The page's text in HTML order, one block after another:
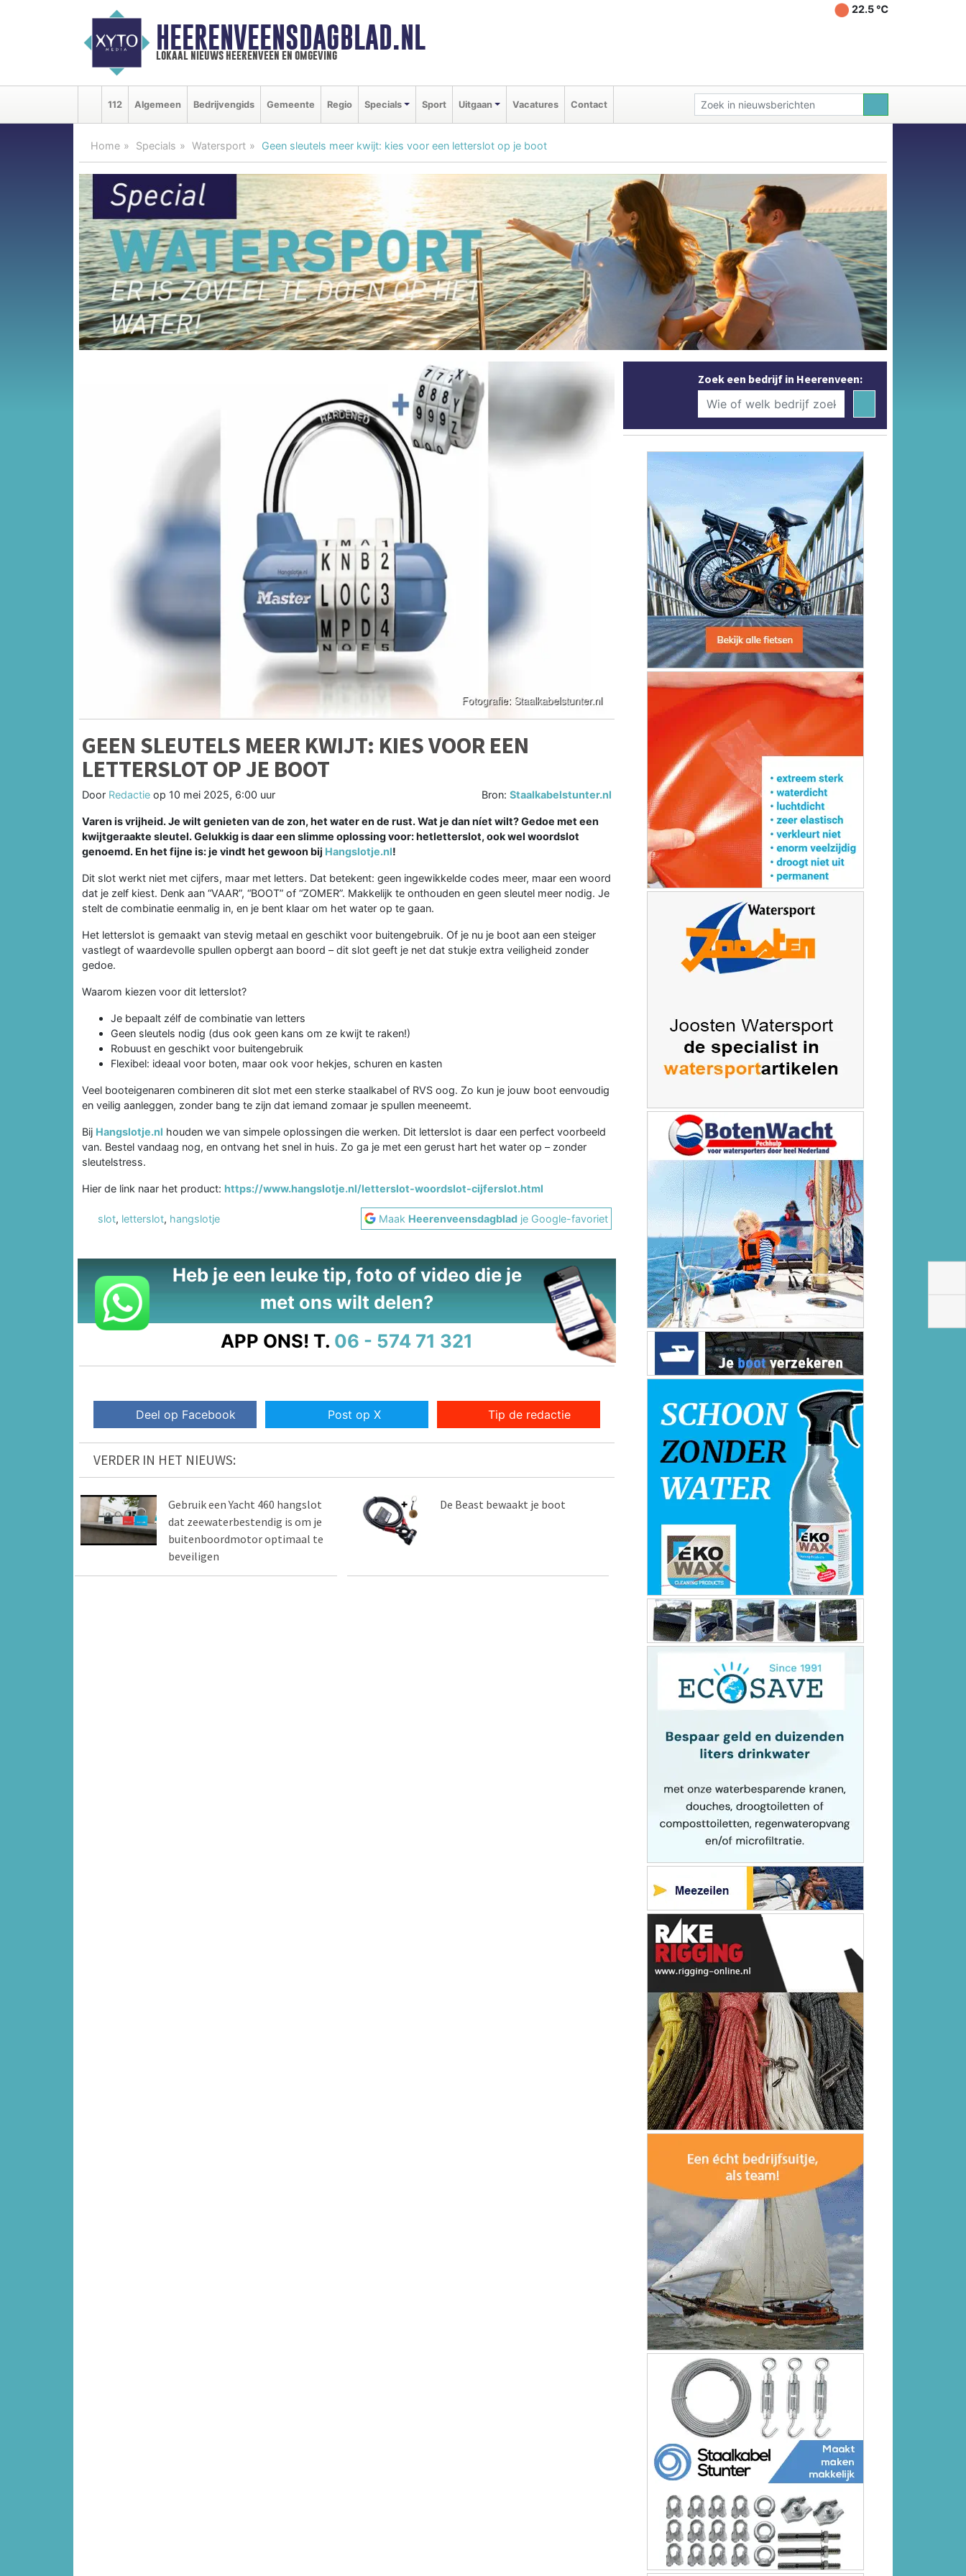
HEERENVEENSDAGBLAD.NL
lokaal nieuws heerenveen en omgeving
22.5 ℃
112 Algemeen Bedrijvengids Gemeente Regio Specials Sport Uitgaan Vacatures Contact
Home Specials Watersport Geen sleutels meer kwijt: kies voor een letterslot op je boot
GEEN SLEUTELS MEER KWIJT: KIES VOOR EEN
LETTERSLOT OP JE BOOT
Door Redactie op 10 mei 2025, 6:00 uur Bron:Staalkabelstunter.nl
Varen is vrijheid. Je wilt genieten van de zon, het water en de rust. Wat je dan níet wilt? Gedoe met een
kwijtgeraakte sleutel. Gelukkig is daar een slimme oplossing voor: hetletterslot, ook wel woordslot
genoemd. En het fijne is: je vindt het gewoon bij Hangslotje.nl!
Dit slot werkt niet met cijfers, maar met letters. Dat betekent: geen ingewikkelde codes meer, maar een woord
dat je zelf kiest. Denk aan “VAAR”, “BOOT” of “ZOMER”. Makkelijk te onthouden en geen sleutel meer nodig. Je
stelt de combinatie eenmalig in, en je bent klaar om het water op te gaan.
Het letterslot is gemaakt van stevig metaal en geschikt voor buitengebruik. Of je nu je boot aan een steiger
vastlegt of waardevolle spullen opbergt aan boord – dit slot geeft je net dat stukje extra veiligheid zonder
gedoe.
Waarom kiezen voor dit letterslot?
Je bepaalt zélf de combinatie van letters
Geen sleutels nodig (dus ook geen kans om ze kwijt te raken!)
Robuust en geschikt voor buitengebruik
Flexibel: ideaal voor boten, maar ook voor hekjes, schuren en kasten
Veel booteigenaren combineren dit slot met een sterke staalkabel of RVS oog. Zo kun je jouw boot eenvoudig
en veilig aanleggen, zonder bang te zijn dat iemand zomaar je spullen meeneemt.
Bij Hangslotje.nl houden we van simpele oplossingen die werken. Dit letterslot is daar een perfect voorbeeld
van. Bestel vandaag nog, en ontvang het snel in huis. Zo ga je met een gerust hart het water op – zonder
sleutelstress.
Hier de link naar het product: https://www.hangslotje.nl/letterslot-woordslot-cijferslot.html
slot, letterslot, hangslotje Maak Heerenveensdagblad je Google-favoriet
Heb je een leuke tip, foto of video die je
met ons wilt delen?
APP ONS! T. 06 - 574 71 321
Deel op Facebook Post op X Tip de redactie
VERDER IN HET NIEUWS:
Gebruik een Yacht 460 hangslot
dat zeewaterbestendig is om je
buitenboordmotor optimaal te
beveiligen
De Beast bewaakt je boot
Zoek een bedrijf in Heerenveen: